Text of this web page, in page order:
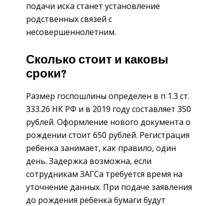
подачи иска станет установление
родственных связей с
несовершеннолетним.
Сколько стоит и каковы
сроки?
Размер госпошлины определен в п 1.3 ст.
333.26 НК РФ и в 2019 году составляет 350
рублей. Оформление нового документа о
рождении стоит 650 рублей. Регистрация
ребенка занимает, как правило, один
день. Задержка возможна, если
сотрудникам ЗАГСа требуется время на
уточнение данных. При подаче заявления
до рождения ребенка бумаги будут